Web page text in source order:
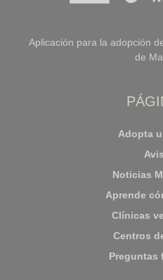
Aplicación para la adopción
de
Adopta
Noticias
Aprende
Clínicas
Centros
Preguntas